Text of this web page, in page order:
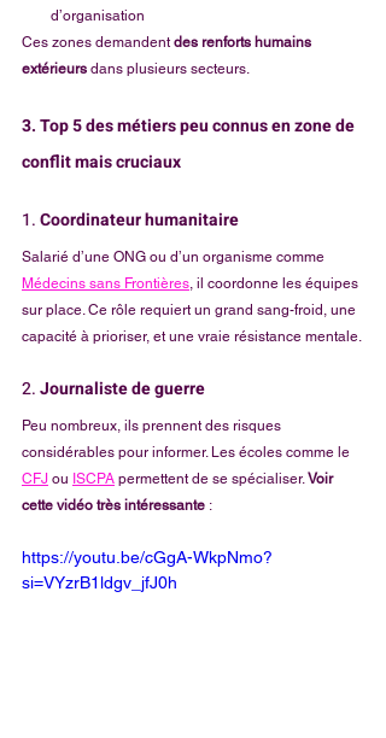
d’organisation
Ces zones demandent des renforts humains
extérieurs dans plusieurs secteurs.
3. Top 5 des métiers peu connus en zone de
conflit mais cruciaux
1. Coordinateur humanitaire
Salarié d’une ONG ou d’un organisme comme
Médecins sans Frontières, il coordonne les équipes
sur place. Ce rôle requiert un grand sang-froid, une
capacité à prioriser, et une vraie résistance mentale.
2. Journaliste de guerre
Peu nombreux, ils prennent des risques
considérables pour informer. Les écoles comme le
CFJ ou ISCPA permettent de se spécialiser. Voir
cette vidéo très intéressante :
https://youtu.be/cGgA-WkpNmo?
si=VYzrB1ldgv_jfJ0h